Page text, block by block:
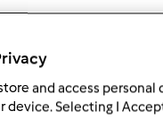
#7
które padło na serce
and access personal
device. Selecting I